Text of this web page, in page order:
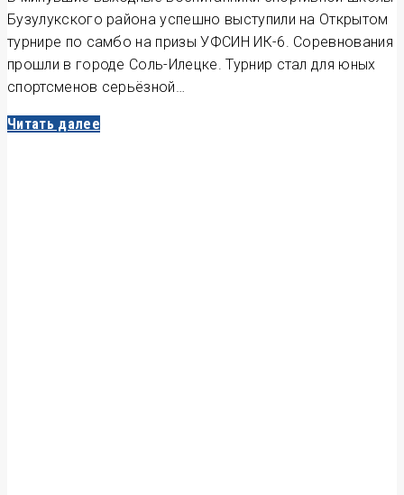
Бузулукского района успешно выступили на Открытом
турнире по самбо на призы УФСИН ИК-6. Соревнования
прошли в городе Соль-Илецке. Турнир стал для юных
спортсменов серьёзной…
Читать далее